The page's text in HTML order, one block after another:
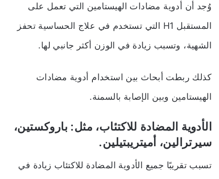
وُجد أن أدوية مضادات الهيستامين التي تعمل على
المستقبل H1 التي تستخدم في علاج الحساسية تحفز
الشهية، وتسبب زيادة في الوزن أكثر جانبي لها.
كذلك ربطت أبحاث بين استخدام أدوية مضادات
الهيستامين وبين الإصابة بالسمنة.
الأدوية المضادة للاكتئاب، مثل: باروكستين،
سيرترالين، أميتريبتيلين.
تسبب تقريبًا جميع الأدوية المضادة للاكتئاب زيادة في